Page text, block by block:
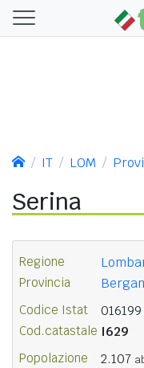
IT LOM
Serina
Regione
Provincia
Codice Istat 016199
Cod.catastale I629
Popolazione 2.107